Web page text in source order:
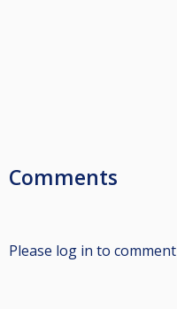
Comments
Please log in to comment